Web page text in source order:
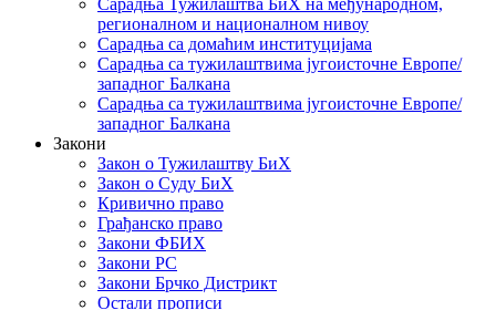
Сарадња Тужилаштва БиХ на међународном,
регионалном и националном нивоу
Сарадња са домаћим институцијама
Сарадња са тужилаштвима југоисточне Европе/
западног Балкана
Сарадња са тужилаштвима југоисточне Европе/
западног Балкана
Закони
Закон о Тужилаштву БиХ
Закон о Суду БиХ
Кривично право
Грађанско право
Закони ФБИХ
Закони РС
Закони Брчко Дистрикт
Остали прописи